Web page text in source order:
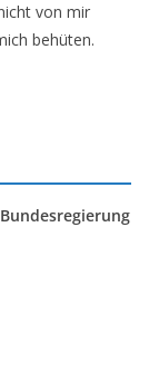
von mir
behüten.